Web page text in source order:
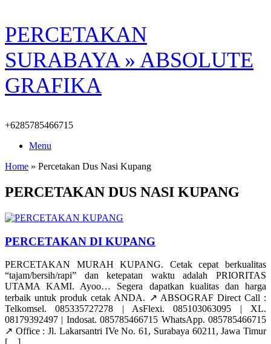
Skip
to
content
PERCETAKAN
SURABAYA » ABSOLUTE
GRAFIKA
+6285785466715
Menu
Home » Percetakan Dus Nasi Kupang
PERCETAKAN DUS NASI KUPANG
PERCETAKAN DI KUPANG
PERCETAKAN MURAH KUPANG. Cetak cepat berkualitas
“tajam/bersih/rapi” dan ketepatan waktu adalah PRIORITAS
UTAMA KAMI. Ayoo… Segera dapatkan kualitas dan harga
terbaik untuk produk cetak ANDA. ↗️ ABSOGRAF Direct Call :
Telkomsel. 085335727278 | AsFlexi. 085103063095 | XL.
08179392497 | Indosat. 085785466715 WhatsApp. 085785466715
↗️ Office : Jl. Lakarsantri IVe No. 61, Surabaya 60211, Jawa Timur